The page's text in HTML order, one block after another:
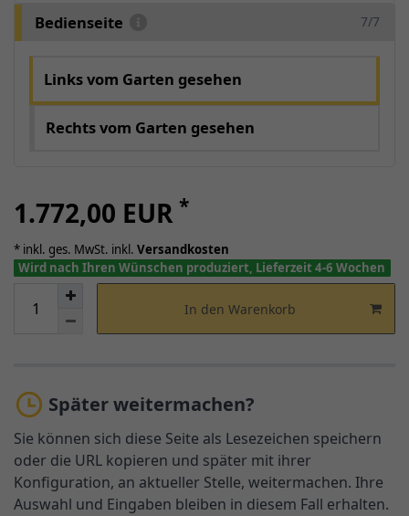
Bedienseite 7/7
Links vom Garten gesehen
Rechts vom Garten gesehen
1.772,00 EUR *
* inkl. ges. MwSt. inkl. Versandkosten
Wird nach Ihren Wünschen produziert, Lieferzeit 4-6 Wochen
In den Warenkorb
Später weitermachen?
Sie können sich diese Seite als Lesezeichen speichern
oder die URL kopieren und später mit ihrer
Konfiguration, an aktueller Stelle, weitermachen. Ihre
Auswahl und Eingaben bleiben in diesem Fall erhalten.